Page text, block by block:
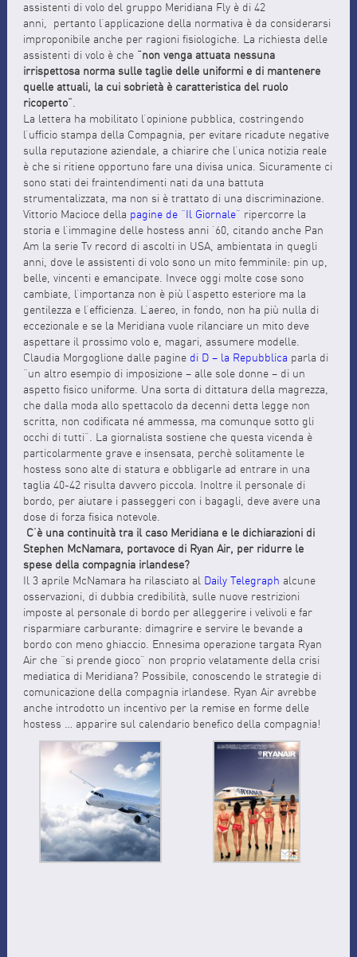
assistenti di volo del gruppo Meridiana Fly è di 42
anni, pertanto l’applicazione della normativa è da considerarsi
improponibile anche per ragioni fisiologiche. La richiesta delle
assistenti di volo è che “non venga attuata nessuna
irrispettosa norma sulle taglie delle uniformi e di mantenere
quelle attuali, la cui sobrietà è caratteristica del ruolo
ricoperto”.
La lettera ha mobilitato l’opinione pubblica, costringendo
l’ufficio stampa della Compagnia, per evitare ricadute negative
sulla reputazione aziendale, a chiarire che l’unica notizia reale
è che si ritiene opportuno fare una divisa unica. Sicuramente ci
sono stati dei fraintendimenti nati da una battuta
strumentalizzata, ma non si è trattato di una discriminazione.
Vittorio Macioce della pagine de “Il Giornale” ripercorre la
storia e l’immagine delle hostess anni ’60, citando anche Pan
Am la serie Tv record di ascolti in USA, ambientata in quegli
anni, dove le assistenti di volo sono un mito femminile: pin up,
belle, vincenti e emancipate. Invece oggi molte cose sono
cambiate, l’importanza non è più l’aspetto esteriore ma la
gentilezza e l’efficienza. L’aereo, in fondo, non ha più nulla di
eccezionale e se la Meridiana vuole rilanciare un mito deve
aspettare il prossimo volo e, magari, assumere modelle.
Claudia Morgoglione dalle pagine di D – la Repubblica parla di
“un altro esempio di imposizione – alle sole donne – di un
aspetto fisico uniforme. Una sorta di dittatura della magrezza,
che dalla moda allo spettacolo da decenni detta legge non
scritta, non codificata né ammessa, ma comunque sotto gli
occhi di tutti”. La giornalista sostiene che questa vicenda è
particolarmente grave e insensata, perchè solitamente le
hostess sono alte di statura e obbligarle ad entrare in una
taglia 40-42 risulta davvero piccola. Inoltre il personale di
bordo, per aiutare i passeggeri con i bagagli, deve avere una
dose di forza fisica notevole.
C’è una continuità tra il caso Meridiana e le dichiarazioni di
Stephen McNamara, portavoce di Ryan Air, per ridurre le
spese della compagnia irlandese?
Il 3 aprile McNamara ha rilasciato al Daily Telegraph alcune
osservazioni, di dubbia credibilità, sulle nuove restrizioni
imposte al personale di bordo per alleggerire i velivoli e far
risparmiare carburante: dimagrire e servire le bevande a
bordo con meno ghiaccio. Ennesima operazione targata Ryan
Air che “si prende gioco” non proprio velatamente della crisi
mediatica di Meridiana? Possibile, conoscendo le strategie di
comunicazione della compagnia irlandese. Ryan Air avrebbe
anche introdotto un incentivo per la remise en forme delle
hostess … apparire sul calendario benefico della compagnia!